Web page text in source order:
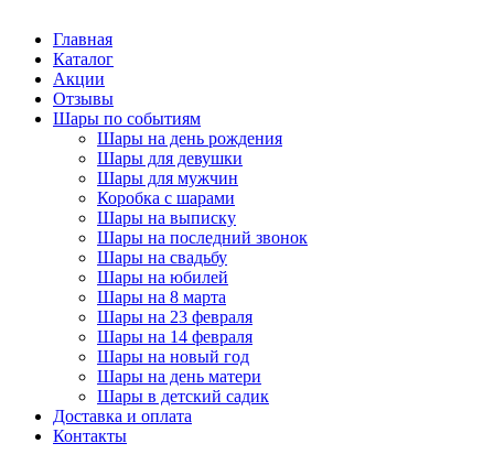
Главная
Каталог
Акции
Отзывы
Шары по событиям
Шары на день рождения
Шары для девушки
Шары для мужчин
Коробка с шарами
Шары на выписку
Шары на последний звонок
Шары на свадьбу
Шары на юбилей
Шары на 8 марта
Шары на 23 февраля
Шары на 14 февраля
Шары на новый год
Шары на день матери
Шары в детский садик
Доставка и оплата
Контакты